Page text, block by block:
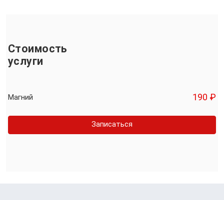
Стоимость
услуги
Магний 190 ₽
Записаться